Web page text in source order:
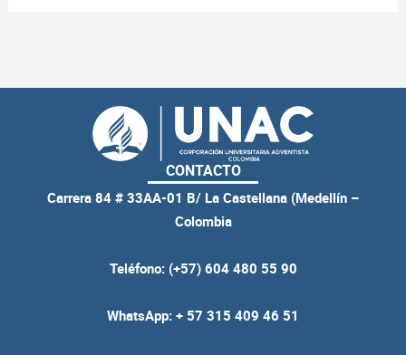
CONTACTO
Carrera 84 # 33AA-01 B/ La Castellana (Medellín –
Colombia
Teléfono: (+57) 604 480 55 90
WhatsApp: + 57 315 409 46 51